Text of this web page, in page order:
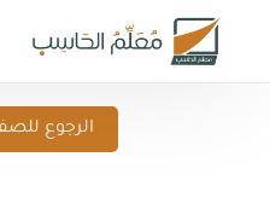
الرجوع